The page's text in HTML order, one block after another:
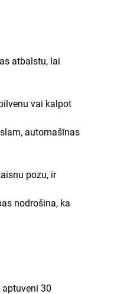
atbalstu, lai
vai kalpot
automašīnas
pozu, ir
nodrošina, ka
30